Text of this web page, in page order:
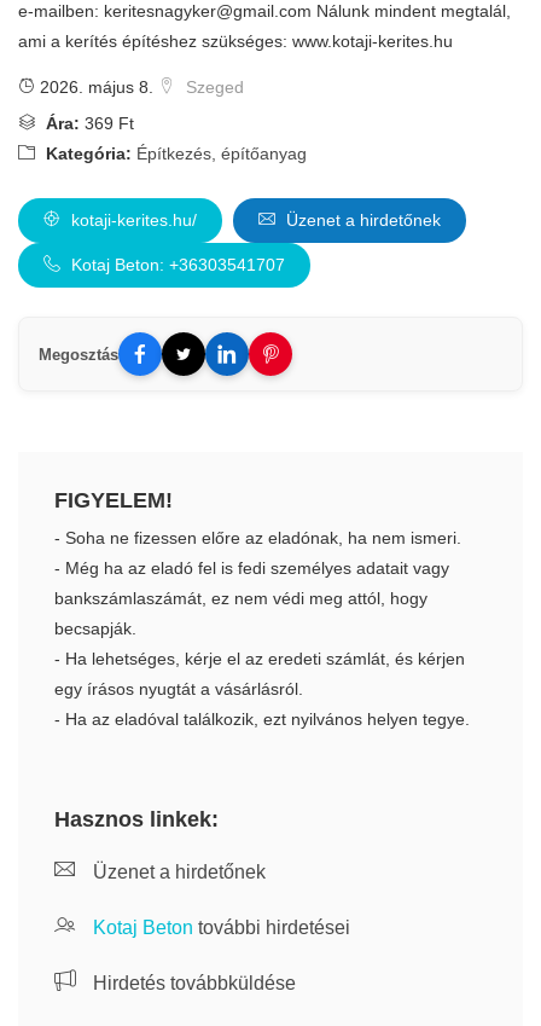
e-mailben: keritesnagyker@gmail.com Nálunk mindent megtalál,
ami a kerítés építéshez szükséges: www.kotaji-kerites.hu
2026. május 8.
Szeged
Ára: 369 Ft
Kategória: Építkezés, építőanyag
kotaji-kerites.hu/ Üzenet a hirdetőnek
Kotaj Beton: +36303541707
Megosztás
FIGYELEM!
- Soha ne fizessen előre az eladónak, ha nem ismeri.
- Még ha az eladó fel is fedi személyes adatait vagy
bankszámlaszámát, ez nem védi meg attól, hogy
becsapják.
- Ha lehetséges, kérje el az eredeti számlát, és kérjen
egy írásos nyugtát a vásárlásról.
- Ha az eladóval találkozik, ezt nyilvános helyen tegye.
Hasznos linkek:
Üzenet a hirdetőnek
Kotaj Beton további hirdetései
Hirdetés továbbküldése